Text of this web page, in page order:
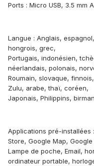
Ports : Micro USB, 3.5 mm
Langue : Anglais,
hongrois, grec,
Portugais, indonésien,
néerlandais, polonais,
Roumain, slovaque,
Zulu, arabe, thaï, coréen,
Japonais, Philippins,
Applications pré-installées
Store, Google Map,
Lampe de poche, Email,
ordinateur portable,